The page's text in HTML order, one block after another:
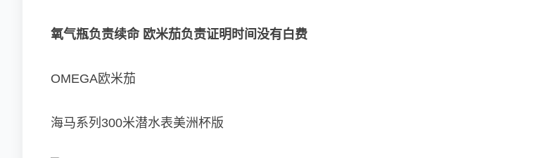
氧气瓶负责续命 欧米茄负责证明时间没有白费
OMEGA欧米茄
海马系列300米潜水表美洲杯版